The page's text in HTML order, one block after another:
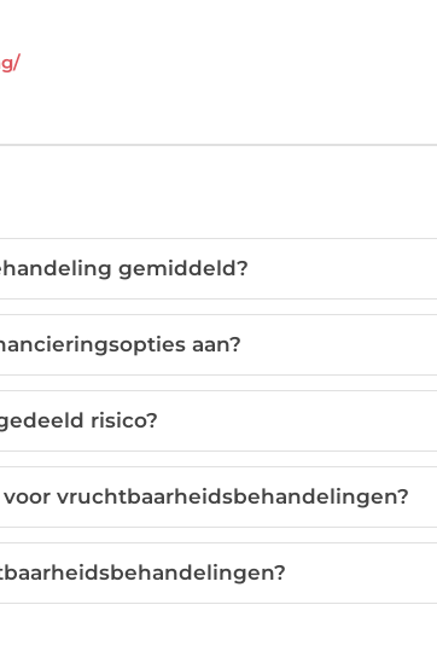
gemiddeld?
aan?
risico?
vruchtbaarheidsbehandelingen?